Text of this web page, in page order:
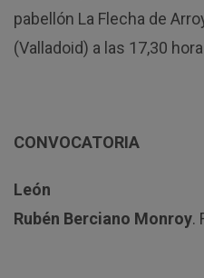
pabellón La Flecha de
(Valladoid) a las 17,30
CONVOCATORIA
León
Rubén Berciano Monroy.